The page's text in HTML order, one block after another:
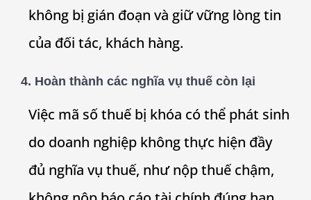
không bị gián đoạn và giữ vững lòng tin
của đối tác, khách hàng.
4. Hoàn thành các nghĩa vụ thuế còn lại
Việc mã số thuế bị khóa có thể phát sinh
do doanh nghiệp không thực hiện đầy
đủ nghĩa vụ thuế, như nộp thuế chậm,